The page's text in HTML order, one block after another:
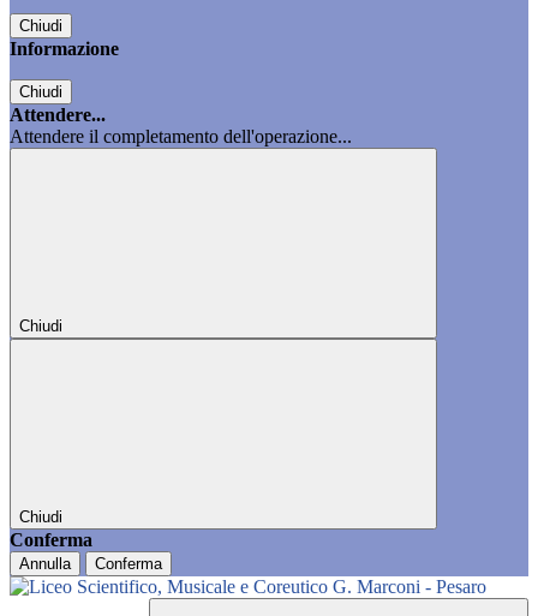
Chiudi
Informazione
Chiudi
Attendere...
Attendere il completamento dell'operazione...
Chiudi
Chiudi
Conferma
Annulla Conferma